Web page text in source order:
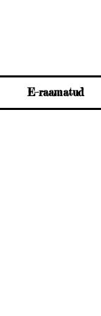
E-raamatud